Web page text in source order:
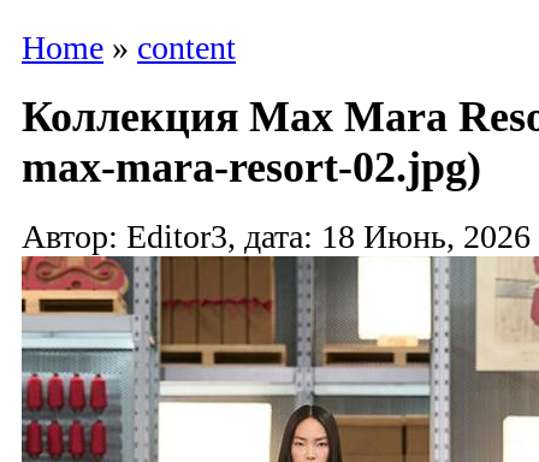
Home » content
Коллекция Max Mara
max-mara-resort-02.jpg)
Автор: Editor3, дата: 18 Июнь, 2026